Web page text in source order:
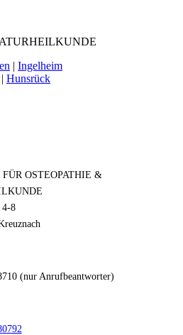
| Ingelheim
| Hunsrück
OSTEOPATHIE &
4-8
(nur Anrufbeantworter)